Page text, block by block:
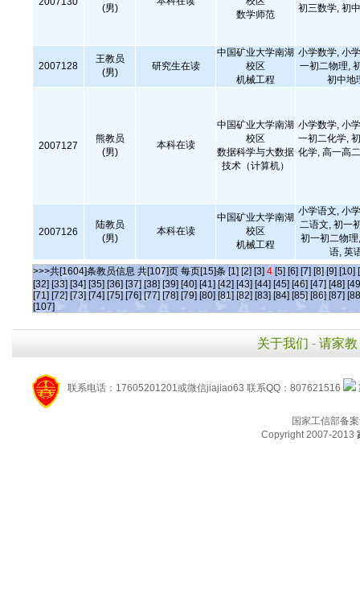
(男)
数学师范
初三数学, 初
2007128
王教员
(男)
研究生在读
中国矿业大学南湖
校区
机械工程
小学数学, 小
一初二物理,
初中地
2007127
熊教员
(男)
本科在读
中国矿业大学南湖
校区
数据科学与大数据
技术（计算机）
小学数学, 小
一初二化学,
化学, 高一高
2007126
陆教员
(男)
本科在读
中国矿业大学南湖
校区
机械工程
小学语文, 小
二语文, 初一
初一初二物
语, 英
>>>共[1604]条教员信息 共[107]页 每页[15]条 [1] [2] [3] 4 [5] [6] [7] [8] [9] [10]
[32] [33] [34] [35] [36] [37] [38] [39] [40] [41] [42] [43] [44] [45] [46] [47] [48]
[71] [72] [73] [74] [75] [76] [77] [78] [79] [80] [81] [82] [83] [84] [85] [86] [87]
[107]
关于我们 - 请家教
联系电话：17605201201或微信jiajiao63 联系QQ：807621516
国家工信部备
Copyright 2007-2013